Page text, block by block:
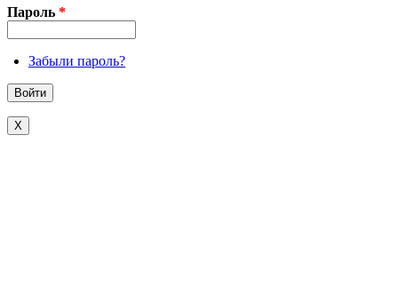
X
Пароль *
Забыли пароль?
X